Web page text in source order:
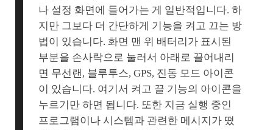
나 설정 화면에 들어가는 게 일반적입니다. 하
지만 그보다 더 간단하게 기능을 켜고 끄는 방
법이 있습니다. 화면 맨 위 배터리가 표시된
부분을 손사락으로 눌러서 아래로 끌어내리
면 무선랜, 블루투스, GPS, 진동 모드 아이콘
이 있습니다. 여기서 켜고 끌 기능의 아이콘을
누르기만 하면 됩니다. 또한 지금 실행 중인
프로그램이나 시스템과 관련한 메시지가 떴